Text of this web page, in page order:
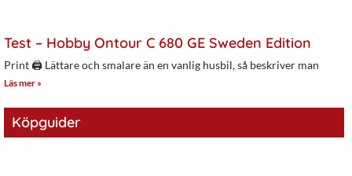
Test – Hobby Ontour C 680 GE Sweden Edition
Print 🖨 Lättare och smalare än en vanlig husbil, så beskriver man
Läs mer »
Köpguider